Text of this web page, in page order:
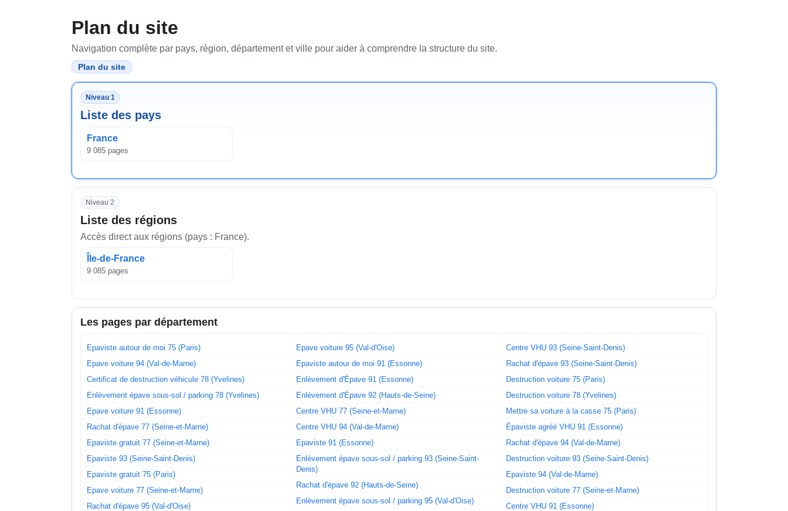
Plan du site
Navigation complète par pays, région, département et ville pour aider à comprendre la structure du site.
Plan du site
Niveau 1
Liste des pays
France
9 085 pages
Niveau 2
Liste des régions
Accès direct aux régions (pays : France).
Île-de-France
9 085 pages
Les pages par département
Epaviste autour de moi 75 (Paris)
Epave voiture 94 (Val-de-Marne)
Certificat de destruction véhicule 78 (Yvelines)
Enlèvement épave sous-sol / parking 78 (Yvelines)
Epave voiture 91 (Essonne)
Rachat d'épave 77 (Seine-et-Marne)
Epaviste gratuit 77 (Seine-et-Marne)
Epaviste 93 (Seine-Saint-Denis)
Epaviste gratuit 75 (Paris)
Epave voiture 77 (Seine-et-Marne)
Rachat d'épave 95 (Val-d'Oise)
Epave voiture 95 (Val-d'Oise)
Epaviste autour de moi 91 (Essonne)
Enlèvement d'Épave 91 (Essonne)
Enlèvement d'Épave 92 (Hauts-de-Seine)
Centre VHU 77 (Seine-et-Marne)
Centre VHU 94 (Val-de-Marne)
Epaviste 91 (Essonne)
Enlèvement épave sous-sol / parking 93 (Seine-Saint-
Denis)
Rachat d'épave 92 (Hauts-de-Seine)
Enlèvement épave sous-sol / parking 95 (Val-d'Oise)
Centre VHU 93 (Seine-Saint-Denis)
Rachat d'épave 93 (Seine-Saint-Denis)
Destruction voiture 75 (Paris)
Destruction voiture 78 (Yvelines)
Mettre sa voiture à la casse 75 (Paris)
Épaviste agréé VHU 91 (Essonne)
Rachat d'épave 94 (Val-de-Marne)
Destruction voiture 93 (Seine-Saint-Denis)
Epaviste 94 (Val-de-Marne)
Destruction voiture 77 (Seine-et-Marne)
Centre VHU 91 (Essonne)